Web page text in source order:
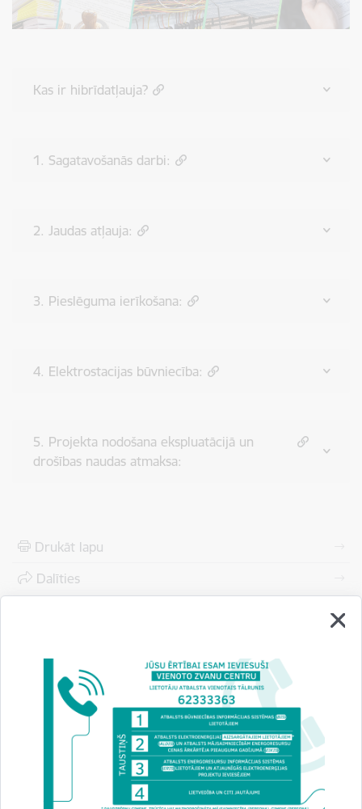
Kas ir hibrīdatļauja?
1. Sagatavošanās darbi:
2. Jaudas atļauja:
3. Pieslēguma ierīkošana:
4. Elektrostacijas būvniecība:
5. Projekta nodošana ekspluatācijā un
drošības naudas atmaksa:
Drukāt lapu
Dalīties